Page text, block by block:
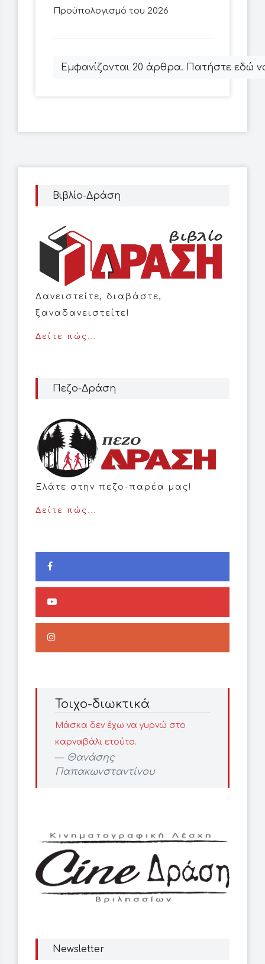
Προϋπολογισμό του 2026
Εμφανίζονται 20 άρθρα. Πατήστε εδώ
Βιβλίο-Δράση
Δανειστείτε, διαβάστε,
ξαναδανειστείτε!
Δείτε πώς...
Πεζο-Δράση
Ελάτε στην πεζο-παρέα μας!
Δείτε πώς...
Τοιχο-διωκτικά
Μάσκα δεν έχω να γυρνώ στο
καρναβάλι ετούτο.
Θανάσης
Παπακωνσταντίνου
Newsletter